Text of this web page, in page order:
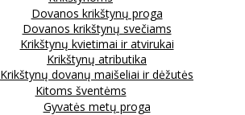
Dovanos krikštynų proga
Dovanos krikštynų svečiams
Krikštynų kvietimai ir atvirukai
Krikštynų atributika
Krikštynų dovanų maišeliai ir dėžutės
Kitoms šventėms
Gyvatės metų proga